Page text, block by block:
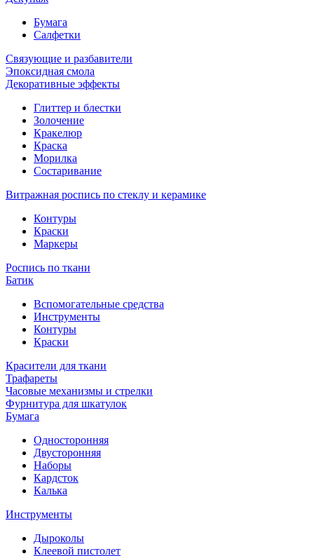
Бумага
Салфетки
Связующие и разбавители
Эпоксидная смола
Декоративные эффекты
Глиттер и блестки
Золочение
Кракелюр
Краска
Морилка
Состаривание
Витражная роспись по стеклу и керамике
Контуры
Краски
Маркеры
Роспись по ткани
Батик
Вспомогательные средства
Инструменты
Контуры
Краски
Красители для ткани
Трафареты
Часовые механизмы и стрелки
Фурнитура для шкатулок
Бумага
Односторонняя
Двусторонняя
Наборы
Кардсток
Калька
Инструменты
Дыроколы
Клеевой пистолет